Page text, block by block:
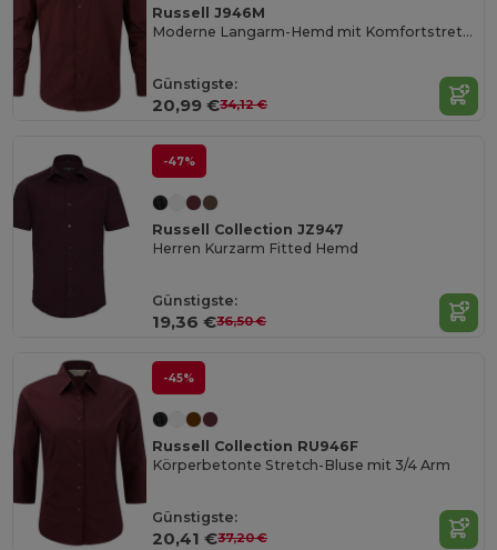
Russell J946M
Moderne Langarm-Hemd mit Komfortstretch
Günstigste:
20,99 €34,12 €
-47%
Russell Collection JZ947
Herren Kurzarm Fitted Hemd
Günstigste:
19,36 €36,50 €
-45%
Russell Collection RU946F
Körperbetonte Stretch-Bluse mit 3/4 Arm
Günstigste:
20,41 €37,20 €